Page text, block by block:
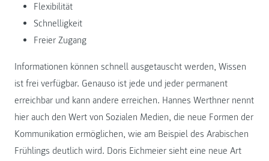
Flexibilität
Schnelligkeit
Freier Zugang
Informationen können schnell ausgetauscht werden, Wissen
ist frei verfügbar. Genauso ist jede und jeder permanent
erreichbar und kann andere erreichen. Hannes Werthner nennt
hier auch den Wert von Sozialen Medien, die neue Formen der
Kommunikation ermöglichen, wie am Beispiel des Arabischen
Frühlings deutlich wird. Doris Eichmeier sieht eine neue Art